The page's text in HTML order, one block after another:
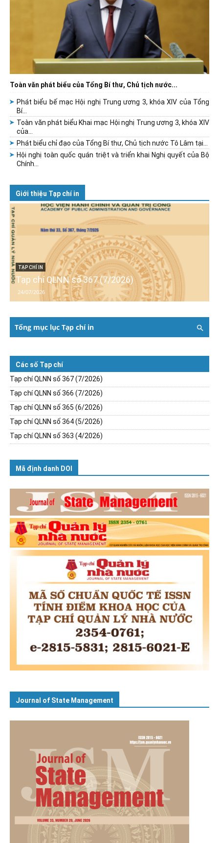
Toàn văn phát biểu của Tổng Bí thư, Chủ tịch nước...
Phát biểu bế mạc Hội nghị Trung ương 3, khóa XIV của Tổng
Bí...
Toàn văn phát biểu Khai mạc Hội nghị Trung ương 3, khóa XIV
của...
Phát biểu chỉ đạo của Tổng Bí thư, Chủ tịch nước Tô Lâm tại...
Hội nghị toàn quốc quán triệt và triển khai Nghị quyết của Bộ
Chính...
Giới thiệu Tạp chí in
TẠP CHÍ IN
Tạp chí QLNN số 367 (7/2026)
24/07/2026
Tổng mục lục Tạp chí in
Các số Tạp chí
Tạp chí QLNN số 367 (7/2026)
Tạp chí QLNN số 366 (7/2026)
Tạp chí QLNN số 365 (6/2026)
Tạp chí QLNN số 364 (5/2026)
Tạp chí QLNN số 363 (4/2026)
Mã định danh DOI
Journal of State Management